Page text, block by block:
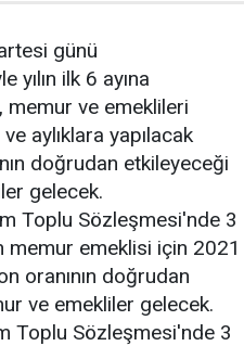
günü
yılın ilk 6 ayına
memur ve emeklileri
aylıklara yapılacak
doğrudan etkileyeceği
gelecek.
Toplu Sözleşmesi'nde 3
memur emeklisi için 2021
oranının doğrudan
ve emekliler gelecek.
Toplu Sözleşmesi'nde 3